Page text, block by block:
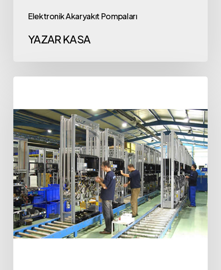
Elektronik Akaryakıt Pompaları
YAZAR KASA